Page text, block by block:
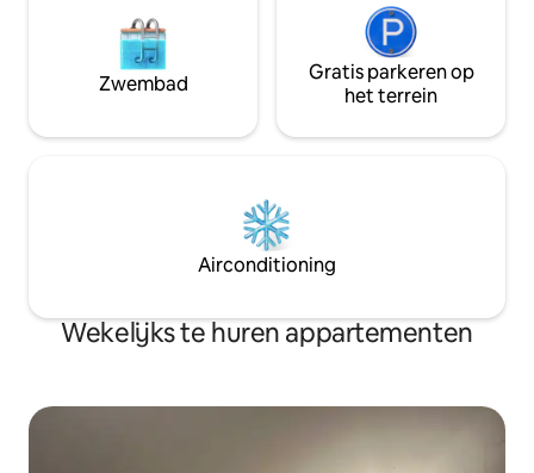
Zwembad
Gratis parkeren op
het terrein
Airconditioning
Wekelijks te huren appartementen